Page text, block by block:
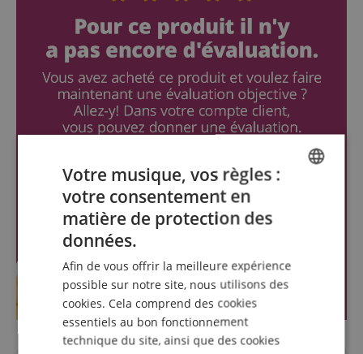
FRENCH
SPANISH
Votre musique, vos règles :
votre consentement en
matière de protection des
données.
Afin de vous offrir la meilleure expérience
possible sur notre site, nous utilisons des
cookies. Cela comprend des cookies
essentiels au bon fonctionnement
technique du site, ainsi que des cookies